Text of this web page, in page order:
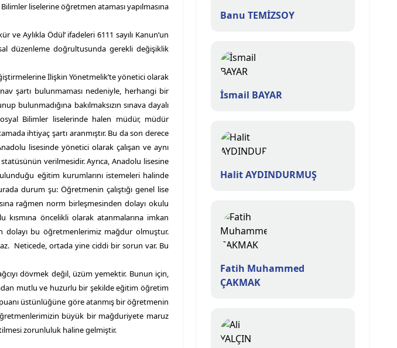
liselerine öğretmen ataması yapılmasına
ve Aylıkla Ödül’ ifadeleri 6111 sayılı Kanun’un
düzenleme doğrultusunda gerekli değişiklik
İlişkin Yönetmelik’te yönetici olarak
şartı bulunmaması nedeniyle, herhangi bir
bulunmadığına bakılmaksızın sınava dayalı
Bilimler liselerinde halen müdür, müdür
ihtiyaç şartı aranmıştır. Bu da son derece
lisesinde yönetici olarak çalışan ve aynı
verilmesidir. Ayrıca, Anadolu lisesine
eğitim kurumlarını istemeleri halinde
durum şu: Öğretmenin çalıştığı genel lise
rağmen norm birleşmesinden dolayı okulu
kısmına öncelikli olarak atanmalarına imkan
dolayı bu öğretmenlerimiz mağdur olmuştur.
Neticede, ortada yine ciddi bir sorun var. Bu
dövmek değil, üzüm yemektir. Bunun için,
mutlu ve huzurlu bir şekilde eğitim öğretim
üstünlüğüne göre atanmış bir öğretmenin
büyük bir mağduriyete maruz
zorunluluk haline gelmiştir.
Banu TEMİZSOY
İsmail BAYAR
Halit AYDINDURMUŞ
Fatih Muhammed
ÇAKMAK